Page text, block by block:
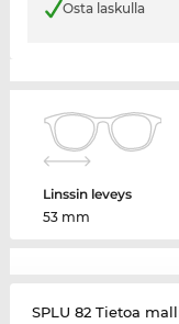
Osta laskulla
Linssin leveys
53 mm
SPLU 82 Tietoa